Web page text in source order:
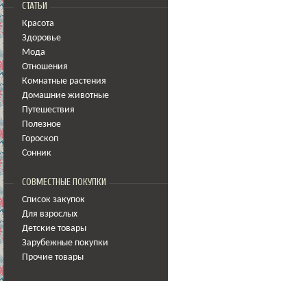
СТАТЬИ
Красота
Здоровье
Мода
Отношения
Комнатные растения
Домашние животные
Путешествия
Полезное
Гороскоп
Сонник
СОВМЕСТНЫЕ ПОКУПКИ
Список закупок
Для взрослых
Детские товары
Зарубежные покупки
Прочие товары